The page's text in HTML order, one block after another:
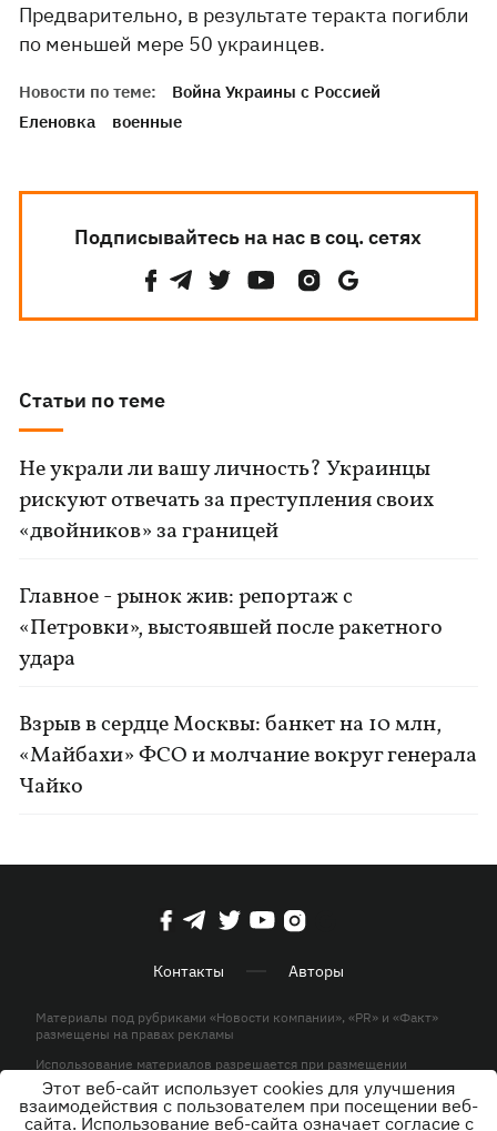
Предварительно, в результате теракта погибли
по меньшей мере 50 украинцев.
Новости по теме:
Война Украины с Россией
Еленовка
военные
Подписывайтесь на нас в соц. сетях
Статьи по теме
Не украли ли вашу личность? Украинцы
рискуют отвечать за преступления своих
«двойников» за границей
Главное - рынок жив: репортаж с
«Петровки», выстоявшей после ракетного
удара
Взрыв в сердце Москвы: банкет на 10 млн,
«Майбахи» ФСО и молчание вокруг генерала
Чайко
Контакты Авторы
Материалы под рубриками «Новости компании», «PR» и «Факт»
размещены на правах рекламы
Использование материалов разрешается при размещении
активной гиперссылки на KP.UA в первом абзаце.
© ООО «ЮЛАВ МЕДИА»,2026. Все права защищены.
Этот веб-сайт использует cookies для улучшения
взаимодействия с пользователем при посещении веб-
сайта. Использование веб-сайта означает согласие с